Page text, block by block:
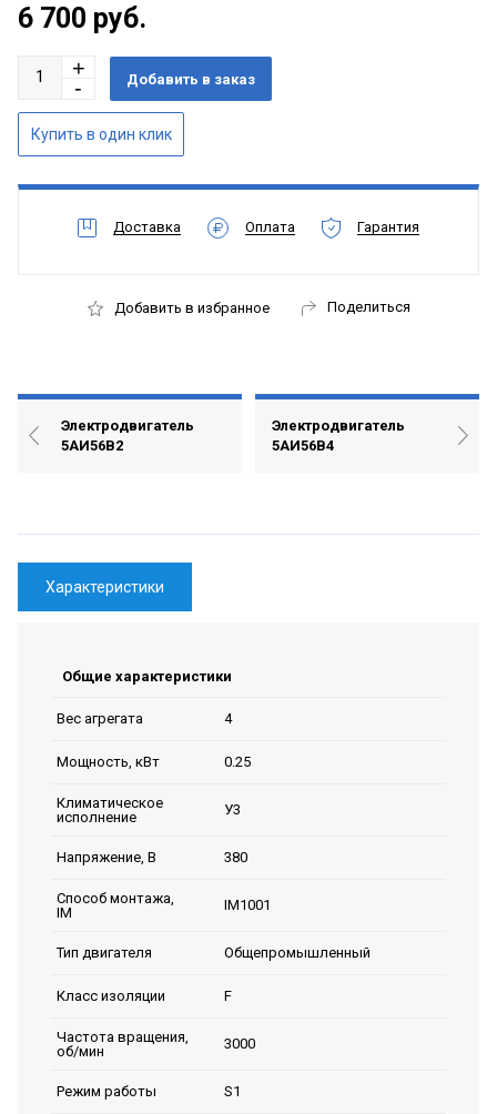
6 700 руб.
Доставка Оплата Гарантия
Добавить в избранное Поделиться
Электродвигатель
5АИ56В2
Электродвигатель
5АИ56В4
Характеристики
Общие характеристики
Вес агрегата 4
Мощность, кВт 0.25
Климатическое
исполнение
У3
Напряжение, В 380
Способ монтажа,
IM
IM1001
Тип двигателя Общепромышленный
Класс изоляции F
Частота вращения,
об/мин
3000
Режим работы S1